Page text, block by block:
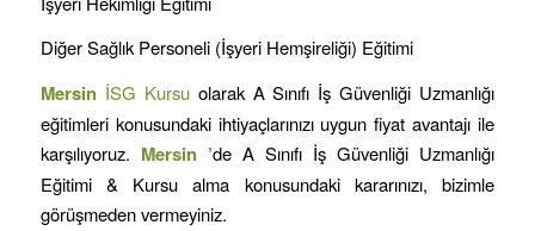
Diğer Sağlık Personeli (İşyeri Hemşireliği) Eğitimi
Mersin İSG Kursuolarak A Sınıfı İş Güvenliği Uzmanlığı
eğitimleri konusundaki ihtiyaçlarınızı uygun fiyat avantajı ile
karşılıyoruz. Mersin ’de A Sınıfı İş Güvenliği Uzmanlığı
Eğitimi & Kursu alma konusundaki kararınızı, bizimle
görüşmeden vermeyiniz.